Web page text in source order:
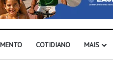
COTIDIANO MAIS